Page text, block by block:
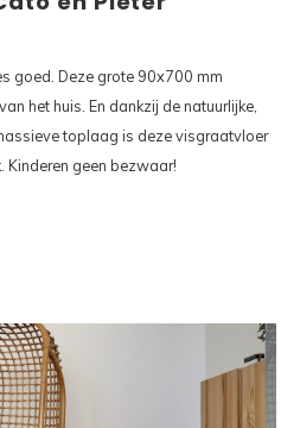
goed. Deze grote 90x700 mm
het huis. En dankzij de natuurlijke,
toplaag is deze visgraatvloer
Kinderen geen bezwaar!